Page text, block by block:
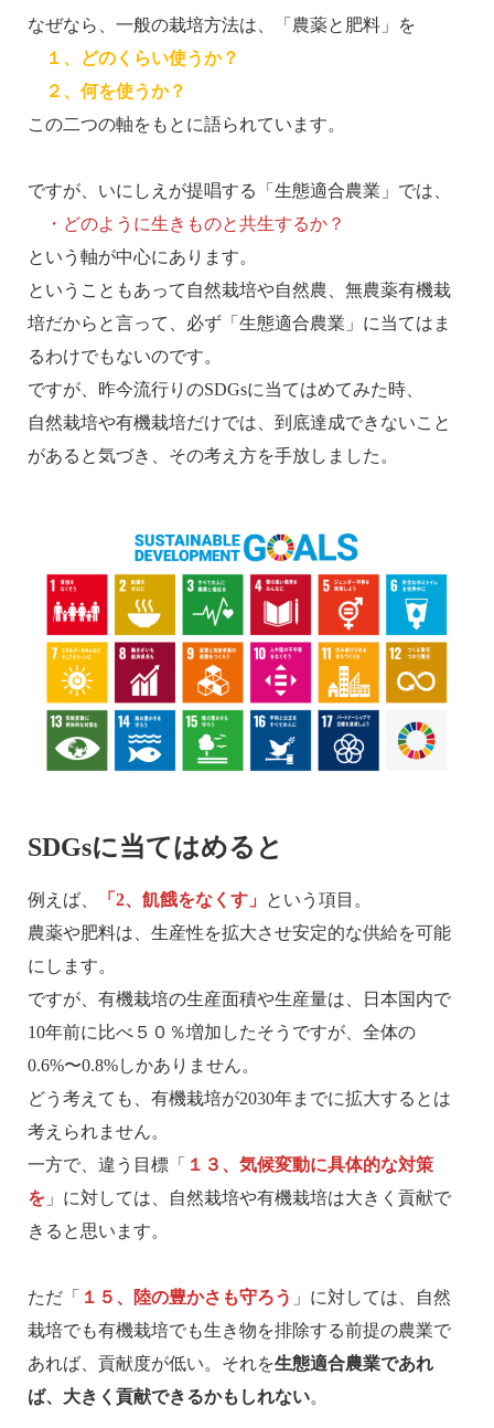
なぜなら、一般の栽培方法は、「農薬と肥料」を
１、どのくらい使うか？
２、何を使うか？
この二つの軸をもとに語られています。
ですが、いにしえが提唱する「生態適合農業」では、
・どのように生きものと共生するか？
という軸が中心にあります。
ということもあって自然栽培や自然農、無農薬有機栽
培だからと言って、必ず「生態適合農業」に当てはま
るわけでもないのです。
ですが、昨今流行りのSDGsに当てはめてみた時、
自然栽培や有機栽培だけでは、到底達成できないこと
があると気づき、その考え方を手放しました。
SDGsに当てはめると
例えば、 「2、飢餓をなくす」
という項目。
農薬や肥料は、生産性を拡大させ安定的な供給を可能
にします。
ですが、有機栽培の生産面積や生産量は、日本国内で
10年前に比べ５０％増加したそうですが、全体の
0.6%〜0.8%しかありません。
どう考えても、有機栽培が2030年までに拡大するとは
考えられません。
一方で、違う目標「 １３、気候変動に具体的な対策
を 」に対しては、自然栽培や有機栽培は大きく貢献で
きると思います。
ただ「 １５、陸の豊かさも守ろう 」に対しては、自然
栽培でも有機栽培でも生き物を排除する前提の農業で
あれば、貢献度が低い。それを生態適合農業であれ
ば、大きく貢献できるかもしれない。